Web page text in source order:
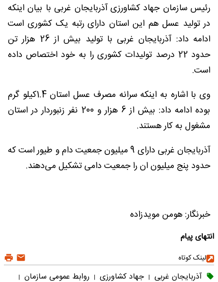
رئیس سازمان جهاد کشاورزی آذربایجان غربی با بیان اینکه
در تولید عسل هم این استان دارای رتبه یک کشوری است
ادامه داد: آذربایجان غربی با تولید بیش از 26 هزار تن
حدود 22 درصد تولیدات کشوری را به خود اختصاص داده
است.
وی با اشاره به اینکه سرانه مصرف عسل استان 1.4کیلو گرم
بوده ادامه داد: بیش از 6 هزار و 200 نفر زنبوردار در استان
مشغول به کار هستند.
آذربایجان غربی دارای 9 میلیون جمعیت دام و طیور است که
حدود پنج میلیون ان را جمعیت دامی تشکیل می‌دهند.
خبرنگار: هومن مویدزاده
انتهای پیام
لینک کوتاه
آذربایجان غربی | جهاد کشاورزی | روابط عمومی سازمان |